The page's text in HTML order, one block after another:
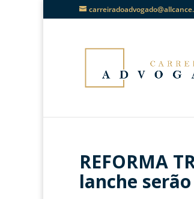
REFORMA
lanche